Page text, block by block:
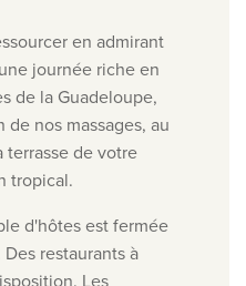
en admirant
journée riche en
de la Guadeloupe,
nos massages, au
terrasse de votre
tropical.
d'hôtes est fermée
restaurants à
Les